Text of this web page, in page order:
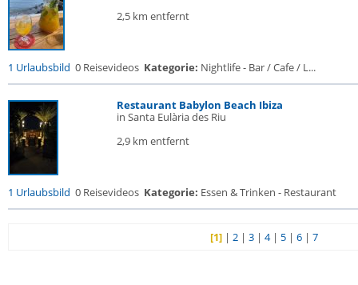
2,5 km entfernt
1 Urlaubsbild 0 Reisevideos Kategorie: Nightlife - Bar / Cafe / L...
Restaurant Babylon Beach Ibiza
in Santa Eulària des Riu
2,9 km entfernt
1 Urlaubsbild 0 Reisevideos Kategorie: Essen & Trinken - Restaurant
[1] |2 |3 |4| 5 |6 |7